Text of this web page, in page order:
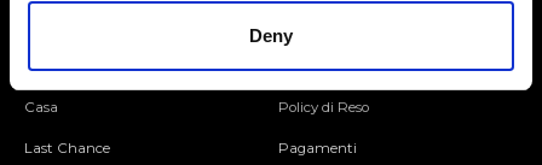
Deny
Uomo
Casa
Last Chance
Spedizione e Consegna
Policy di Reso
Pagamenti